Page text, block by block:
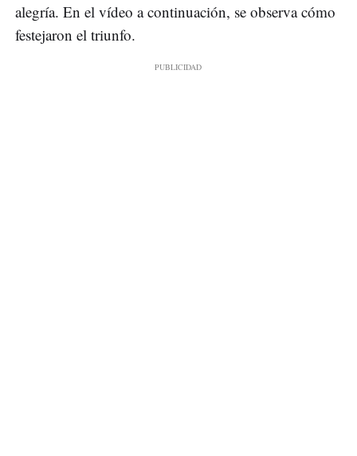
alegría. En el vídeo a continuación, se observa cómo
festejaron el triunfo.